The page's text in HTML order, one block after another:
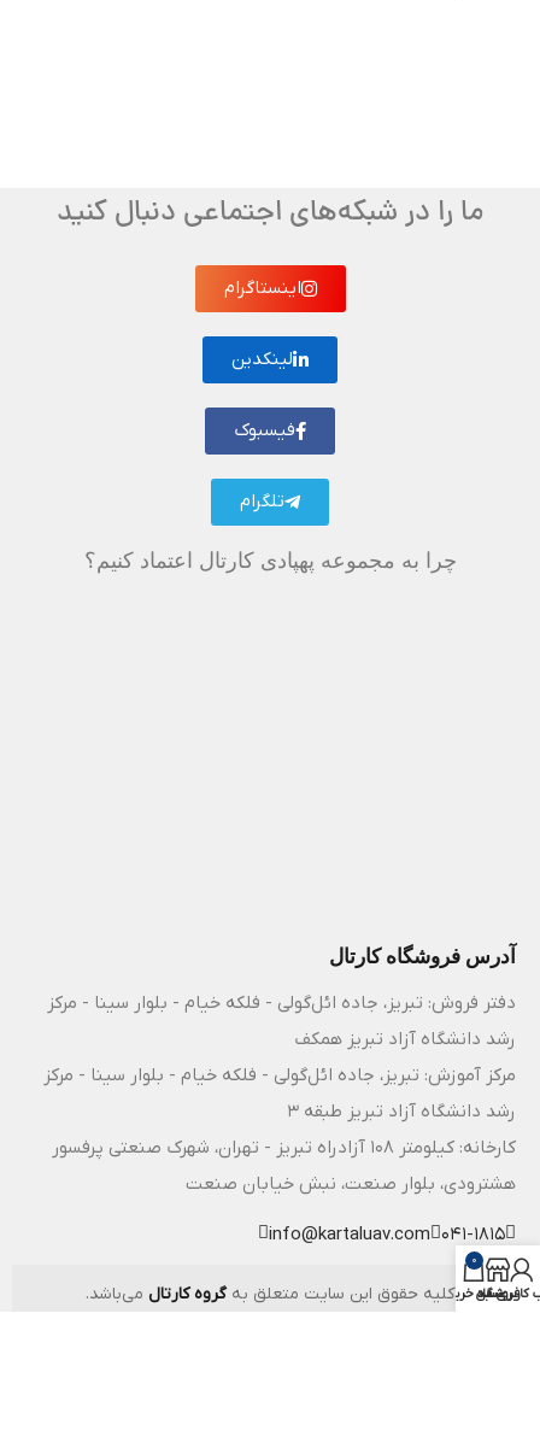
ما را در شبکه‌های اجتماعی دنبال کنید
اینستاگرام
لینکدین
فیسبوک
تلگرام
چرا به مجموعه پهپادی کارتال اعتماد کنیم؟
آدرس فروشگاه کارتال
دفتر فروش: تبریز، جاده ائل‌گولی - فلکه خیام - بلوار سینا - مرکز
رشد دانشگاه آزاد تبریز همکف
مرکز آموزش: تبریز، جاده ائل‌گولی - فلکه خیام - بلوار سینا - مرکز
رشد دانشگاه آزاد تبریز طبقه 3
کارخانه: کیلومتر ۱۰۸ آزادراه تبریز - تهران، شهرک صنعتی پرفسور
هشترودی، بلوار صنعت، نبش خیابان صنعت
041-1815
info@kartaluav.com
کلیه حقوق این سایت متعلق بهگروه کارتال می‌باشد. کاربری من
فروشگاه
0
سبد خرید